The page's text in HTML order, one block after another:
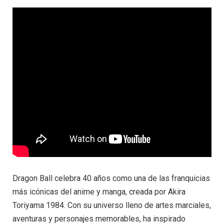
Dragon Ball celebra 40 años como una de las franquicias
más icónicas del anime y manga, creada por Akira
Toriyama 1984. Con su universo lleno de artes marciales,
aventuras y personajes memorables, ha inspirado